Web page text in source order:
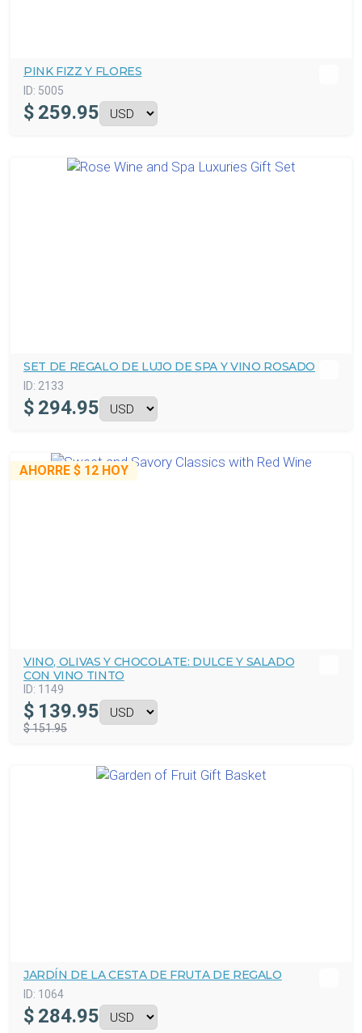
PINK FIZZ Y FLORES
ID: 5005
$ 259.95
SET DE REGALO DE LUJO DE SPA Y VINO ROSADO
ID: 2133
$ 294.95
AHORRE $ 12 HOY
VINO, OLIVAS Y CHOCOLATE: DULCE Y SALADO
CON VINO TINTO
ID: 1149
$ 139.95
$ 151.95
JARDÍN DE LA CESTA DE FRUTA DE REGALO
ID: 1064
$ 284.95